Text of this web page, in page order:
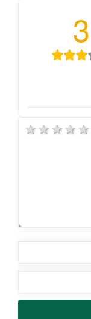
3
5 stars 4 stars 3 stars 2 stars 1 star